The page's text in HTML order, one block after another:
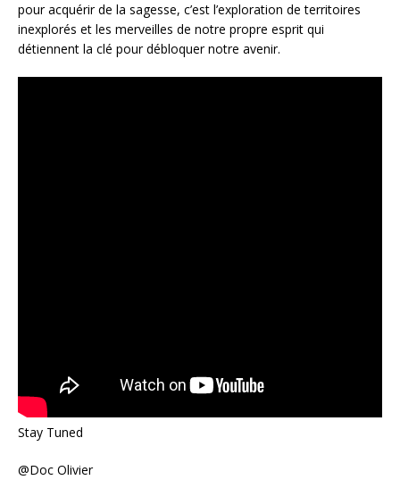
pour acquérir de la sagesse, c’est l’exploration de territoires
inexplorés et les merveilles de notre propre esprit qui
détiennent la clé pour débloquer notre avenir.
Stay Tuned
@Doc Olivier